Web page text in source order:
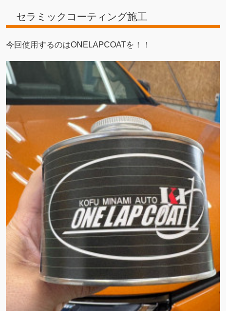
セラミックコーティング施工
今回使用するのはONELAPCOATを！！